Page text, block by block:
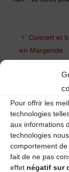
Pour offrir les
technologies
aux informations
technologies
comportement
fait de ne pas
effet négatif sur
Concert et
en Margeride
Le bal
Votre adresse e-
sont indiqués avec